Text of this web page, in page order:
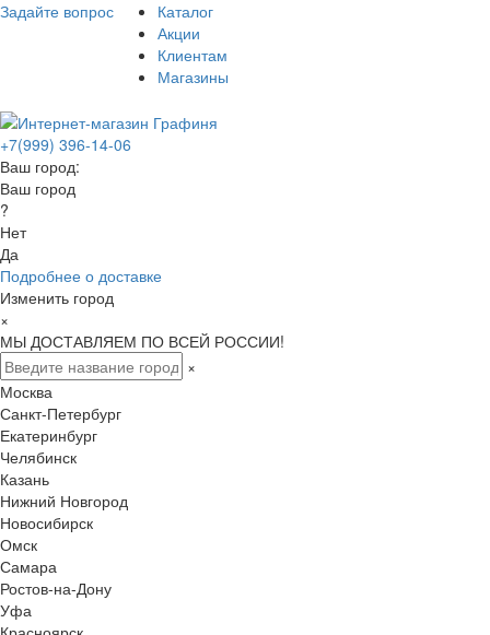
Задайте вопрос
Каталог
Акции
Клиентам
Магазины
+7(999) 396-14-06
Ваш город:
Ваш город
?
Нет
Да
Подробнее о доставке
Изменить город
×
МЫ ДОСТАВЛЯЕМ ПО ВСЕЙ РОССИИ!
×
Москва
Санкт-Петербург
Екатеринбург
Челябинск
Казань
Нижний Новгород
Новосибирск
Омск
Самара
Ростов-на-Дону
Уфа